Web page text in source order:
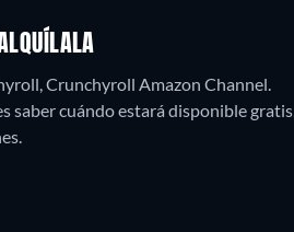
Crunchyroll Amazon Channel.
saber cuándo estará disponible gratis,